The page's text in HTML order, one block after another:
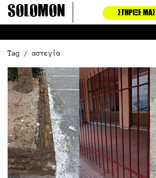
Μετάβαση
στοSolomon ΣΤΉΡΙΞΈ ΜΑΣ
Tag / αστεγία